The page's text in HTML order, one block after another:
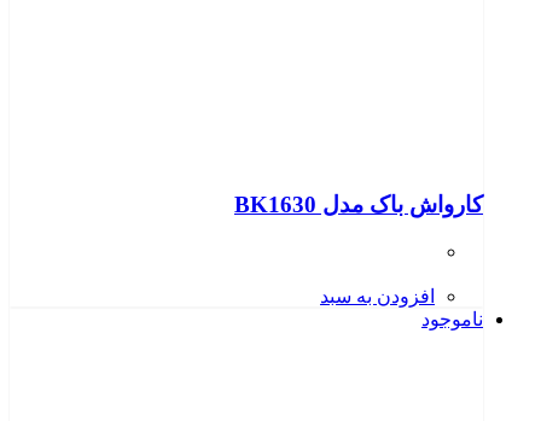
کارواش باک مدل BK1630
افزودن به سبد
ناموجود